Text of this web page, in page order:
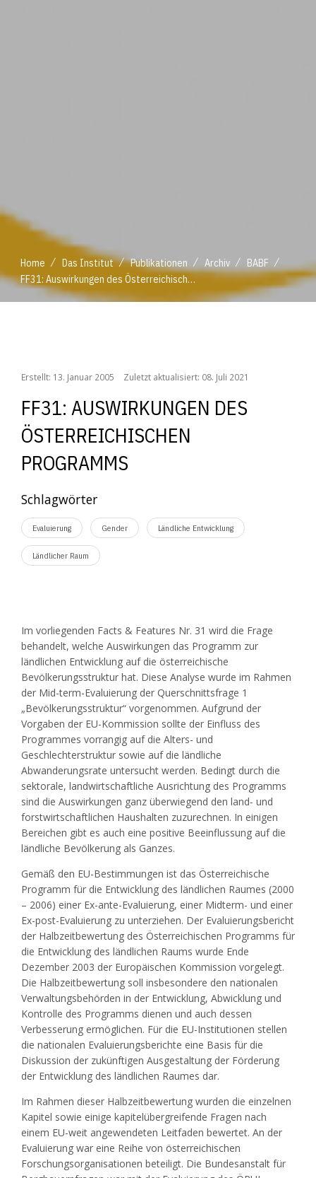
Home / Das Institut / Publikationen / Archiv / BABF /
FF31: Auswirkungen des Österreichischen Programms
Erstellt: 13. Januar 2005 Zuletzt aktualisiert: 08. Juli 2021
FF31: AUSWIRKUNGEN DES
ÖSTERREICHISCHEN
PROGRAMMS
Schlagwörter
Evaluierung Gender Ländliche Entwicklung
Ländlicher Raum
Im vorliegenden Facts & Features Nr. 31 wird die Frage
behandelt, welche Auswirkungen das Programm zur
ländlichen Entwicklung auf die österreichische
Bevölkerungsstruktur hat. Diese Analyse wurde im Rahmen
der Mid-term-Evaluierung der Querschnittsfrage 1
„Bevölkerungsstruktur“ vorgenommen. Aufgrund der
Vorgaben der EU-Kommission sollte der Einfluss des
Programmes vorrangig auf die Alters- und
Geschlechterstruktur sowie auf die ländliche
Abwanderungsrate untersucht werden. Bedingt durch die
sektorale, landwirtschaftliche Ausrichtung des Programms
sind die Auswirkungen ganz überwiegend den land- und
forstwirtschaftlichen Haushalten zuzurechnen. In einigen
Bereichen gibt es auch eine positive Beeinflussung auf die
ländliche Bevölkerung als Ganzes.
Gemäß den EU-Bestimmungen ist das Österreichische
Programm für die Entwicklung des ländlichen Raumes (2000
– 2006) einer Ex-ante-Evaluierung, einer Midterm- und einer
Ex-post-Evaluierung zu unterziehen. Der Evaluierungsbericht
der Halbzeitbewertung des Österreichischen Programms für
die Entwicklung des ländlichen Raums wurde Ende
Dezember 2003 der Europäischen Kommission vorgelegt.
Die Halbzeitbewertung soll insbesondere den nationalen
Verwaltungsbehörden in der Entwicklung, Abwicklung und
Kontrolle des Programms dienen und auch dessen
Verbesserung ermöglichen. Für die EU-Institutionen stellen
die nationalen Evaluierungsberichte eine Basis für die
Diskussion der zukünftigen Ausgestaltung der Förderung
der Entwicklung des ländlichen Raumes dar.
Im Rahmen dieser Halbzeitbewertung wurden die einzelnen
Kapitel sowie einige kapitelübergreifende Fragen nach
einem EU-weit angewendeten Leitfaden bewertet. An der
Evaluierung war eine Reihe von österreichischen
Forschungsorganisationen beteiligt. Die Bundesanstalt für